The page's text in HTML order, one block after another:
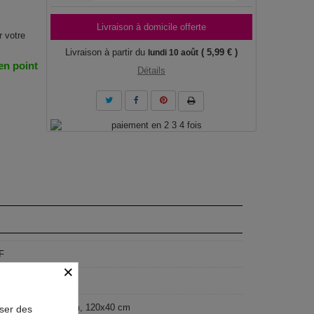
votre
point
Livraison à domicile offerte
Livraison à partir du lundi 10 août ( 5,99 € )
Détails
cm, 135x45 cm, 120x40 cm
×
des